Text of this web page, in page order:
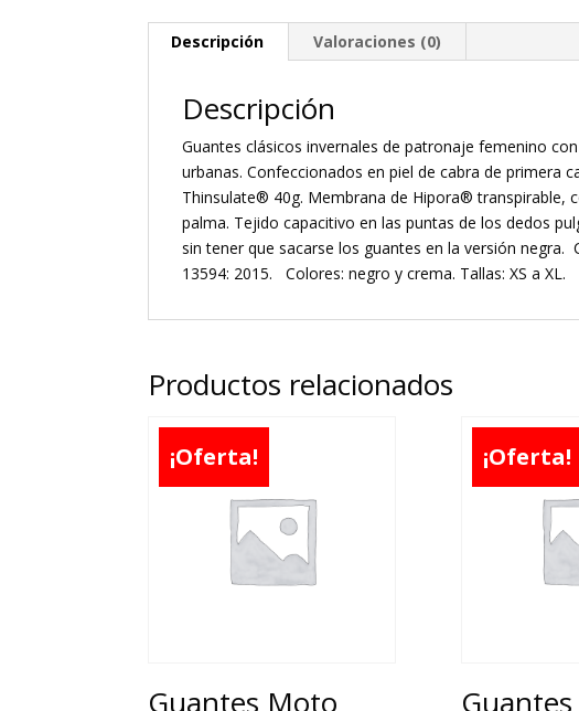
Descripción Valoraciones (0)
Descripción
Guantes clásicos invernales de patronaje femenino
urbanas. Confeccionados en piel de cabra de primera
Thinsulate® 40g. Membrana de Hipora® transpirable,
palma. Tejido capacitivo en las puntas de los dedos
sin tener que sacarse los guantes en la versión
13594: 2015. Colores: negro y crema. Tallas: XS a XL.
Productos relacionados
¡Oferta!
Guantes Moto
¡Oferta!